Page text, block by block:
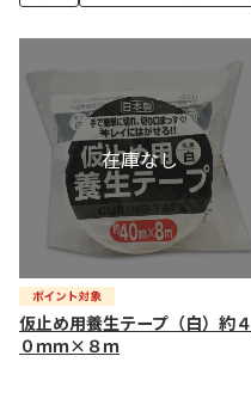
仮止め用養生テープ（白）約４
０ｍｍ×８ｍ